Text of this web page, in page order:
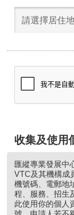
請選擇居住
收集及使用
匯縱專業發展中
VTC及其機構成
機號碼、電郵地
程、服務、招生
此使用你的個人